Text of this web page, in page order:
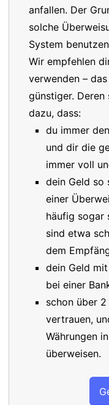
anfallen. Der
solche
System
Wir empfehlen
verwenden –
günstiger.
dazu, dass:
du immer
und dir die
immer voll
dein Geld so
einer
häufig sogar
sind etwa
dem
dein Geld
bei einer
schon über 2
vertrauen,
Währungen
überweisen.